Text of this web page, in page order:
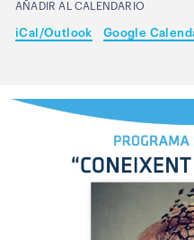
AÑADIR AL CALENDARIO
iCal/Outlook Google